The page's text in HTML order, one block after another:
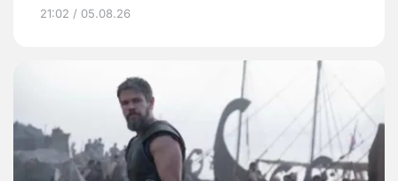
21:02 / 05.08.26